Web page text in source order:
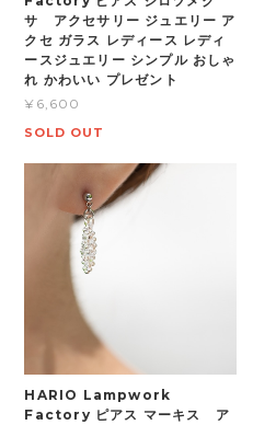
サ アクセサリー ジュエリー ア
クセ ガラス レディース レディ
ースジュエリー シンプル おしゃ
れ かわいい プレゼント
¥6,600
SOLD OUT
HARIO Lampwork
Factory ピアス マーキス ア